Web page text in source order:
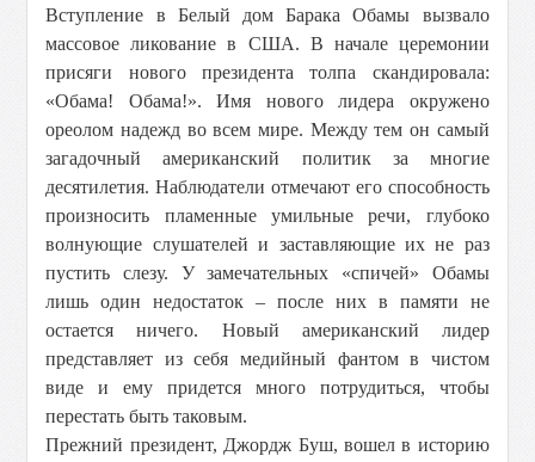
Вступление в Белый дом Барака Обамы вызвало
массовое ликование в США. В начале церемонии
присяги нового президента толпа скандировала:
«Обама! Обама!». Имя нового лидера окружено
ореолом надежд во всем мире. Между тем он самый
загадочный американский политик за многие
десятилетия. Наблюдатели отмечают его способность
произносить пламенные умильные речи, глубоко
волнующие слушателей и заставляющие их не раз
пустить слезу. У замечательных «спичей» Обамы
лишь один недостаток – после них в памяти не
остается ничего. Новый американский лидер
представляет из себя медийный фантом в чистом
виде и ему придется много потрудиться, чтобы
перестать быть таковым.
Прежний президент, Джордж Буш, вошел в историю